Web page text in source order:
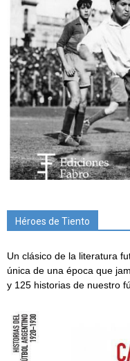
Héroes de Tiento
Un clásico de la literatura
única de una época que
y 125 historias de nuestro